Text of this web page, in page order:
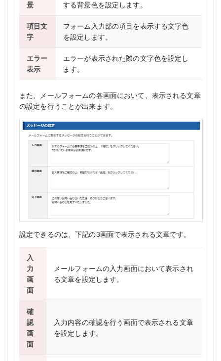
景
する背景色を設定します。
項目文
字
フォーム入力部の項目を表示する文字色
を設定します。
エラー
表示
エラーが表示された際の文字色を設定し
ます。
また、メールフォームの各画面において、表示される文章
の設定を行うことが出来ます。
設定できるのは、下記の3画面で表示される文章です。
入
力
画
面
メールフォームの入力画面において表示され
る文章を設定します。
確
認
画
面
入力内容の確認を行う画面で表示される文章
を設定します。